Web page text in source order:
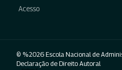
Acesso
© %2026 Escola Nacional de
Declaração de Direito Autoral